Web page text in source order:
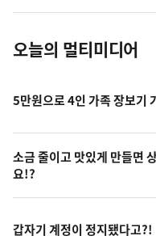
진
오늘의 멀티미디어
5만원으로 4인 가족 장보기
소금 줄이고 맛있게 만들면
요!?
갑자기 계정이 정지됐다고?!